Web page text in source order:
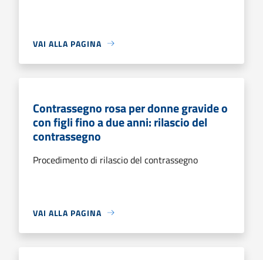
VAI ALLA PAGINA
Contrassegno rosa per donne gravide o
con figli fino a due anni: rilascio del
contrassegno
Procedimento di rilascio del contrassegno
VAI ALLA PAGINA